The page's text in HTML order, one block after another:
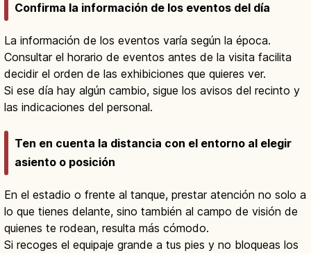
Confirma la información de los eventos del día
La información de los eventos varía según la época.
Consultar el horario de eventos antes de la visita facilita
decidir el orden de las exhibiciones que quieres ver.
Si ese día hay algún cambio, sigue los avisos del recinto y
las indicaciones del personal.
Ten en cuenta la distancia con el entorno al elegir
asiento o posición
En el estadio o frente al tanque, prestar atención no solo a
lo que tienes delante, sino también al campo de visión de
quienes te rodean, resulta más cómodo.
Si recoges el equipaje grande a tus pies y no bloqueas los